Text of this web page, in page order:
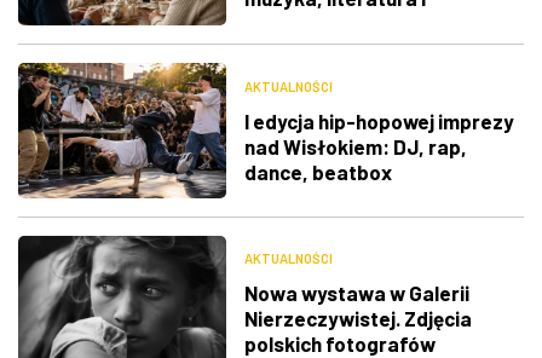
AKTUALNOŚCI
I edycja hip-hopowej imprezy
nad Wisłokiem: DJ, rap,
dance, beatbox
AKTUALNOŚCI
Nowa wystawa w Galerii
Nierzeczywistej. Zdjęcia
polskich fotografów